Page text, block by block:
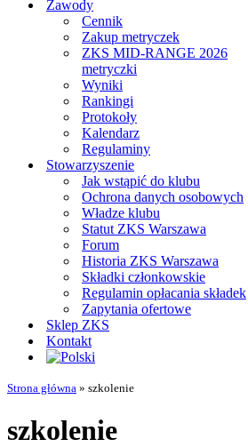
Zawody
Cennik
Zakup metryczek
ZKS MID-RANGE 2026
metryczki
Wyniki
Rankingi
Protokoły
Kalendarz
Regulaminy
Stowarzyszenie
Jak wstąpić do klubu
Ochrona danych osobowych
Władze klubu
Statut ZKS Warszawa
Forum
Historia ZKS Warszawa
Składki członkowskie
Regulamin opłacania składek
Zapytania ofertowe
Sklep ZKS
Kontakt
Strona główna » szkolenie
szkolenie